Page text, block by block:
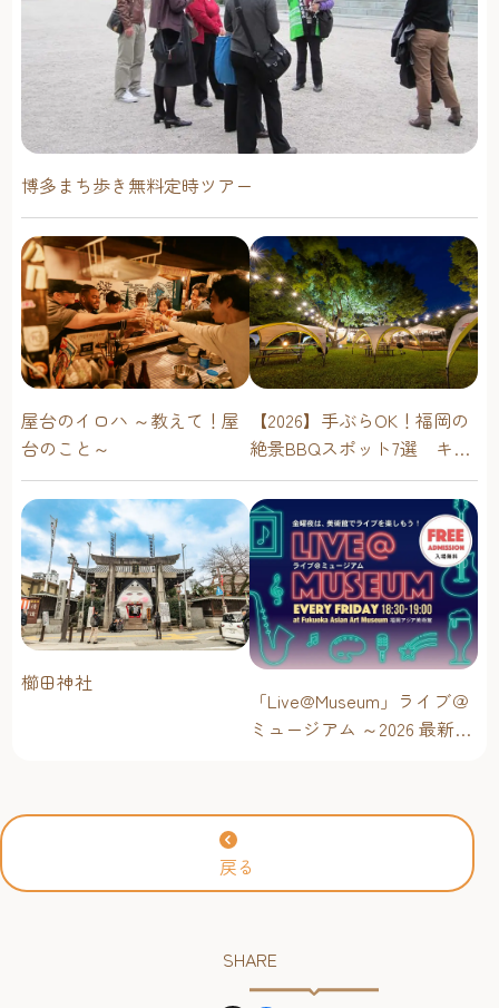
博多まち歩き無料定時ツアー
屋台のイロハ ～教えて！屋
台のこと～
【2026】手ぶらOK！福岡の
絶景BBQスポット7選 キャ
ンプ場・海辺・公園で手軽
に楽しむ
櫛田神社
「Live@Museum」ライブ＠
ミュージアム ～2026 最新イ
戻る
SHARE